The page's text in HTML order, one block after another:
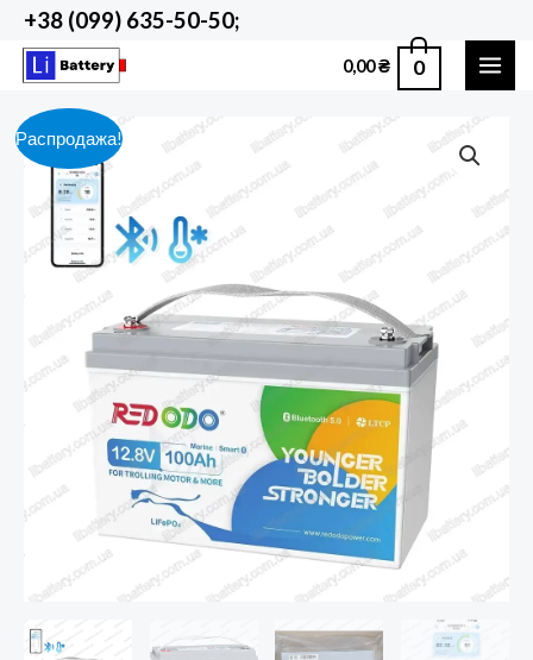
Перейти
содержимому
+38 (099) 635-50-50;
0,00₴ 0
Распродажа!